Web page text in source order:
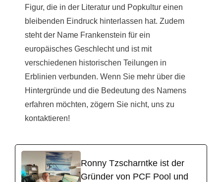
Figur, die in der Literatur und Popkultur einen
bleibenden Eindruck hinterlassen hat. Zudem
steht der Name Frankenstein für ein
europäisches Geschlecht und ist mit
verschiedenen historischen Teilungen in
Erblinien verbunden. Wenn Sie mehr über die
Hintergründe und die Bedeutung des Namens
erfahren möchten, zögern Sie nicht, uns zu
kontaktieren!
Ronny Tzscharntke ist der
Gründer von PCF Pool und